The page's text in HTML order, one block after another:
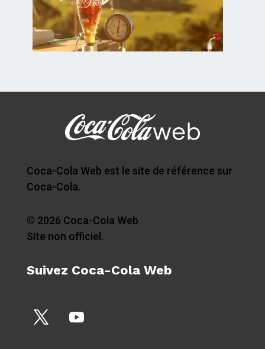
Coca-Cola Web est le site de référence sur
Coca-Cola.
© 2026 Coca-Cola Web
Site non officiel.
Suivez Coca-Cola Web